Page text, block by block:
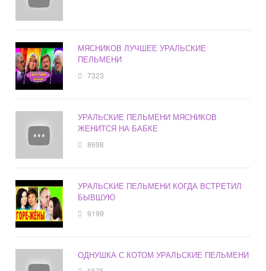
МЯСНИКОВ ЛУЧШЕЕ УРАЛЬСКИЕ
ПЕЛЬМЕНИ
7323
УРАЛЬСКИЕ ПЕЛЬМЕНИ МЯСНИКОВ
ЖЕНИТСЯ НА БАБКЕ
8698
УРАЛЬСКИЕ ПЕЛЬМЕНИ КОГДА ВСТРЕТИЛ
БЫВШУЮ
9199
ОДНУШКА С КОТОМ УРАЛЬСКИЕ ПЕЛЬМЕНИ